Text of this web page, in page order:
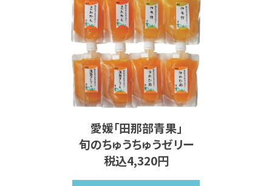
愛媛｢田那部青果｣
旬のちゅうちゅうゼリー
税込4,320円